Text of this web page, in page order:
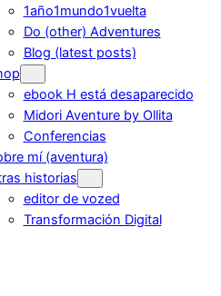
1año1mundo1vuelta
Do (other) Adventures
Blog (latest posts)
ebook H está desaparecido
Midori Aventure by Ollita
Conferencias
mí (aventura)
historias
editor de vozed
Transformación Digital